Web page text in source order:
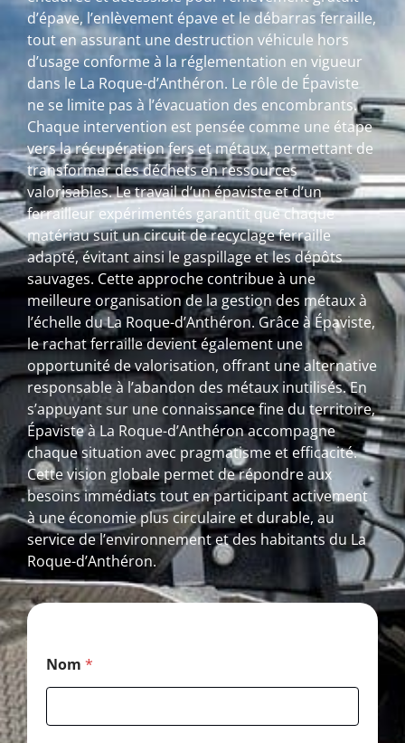
d’épave, l’enlèvement épave et le débarras ferraille,
tout en assurant une destruction véhicule hors
d’usage conforme à la réglementation en vigueur
dans le La Roque-d’Anthéron. Le rôle de Épaviste
ne se limite pas à l’évacuation des encombrants.
Chaque intervention est pensée comme une étape
vers la récupération fers et métaux, permettant de
transformer des déchets en ressources
valorisables. Le travail d’un épaviste et d’un
ferrailleur expérimentés garantit que chaque
matériau suit un circuit de recyclage ferraille
adapté, évitant ainsi le gaspillage et les dépôts
sauvages. Cette approche contribue à une
meilleure organisation de la gestion des métaux à
l’échelle du La Roque-d’Anthéron. Grâce à Épaviste,
le rachat ferraille devient également une
opportunité de valorisation, offrant une alternative
responsable à l’abandon des métaux inutilisés. En
s’appuyant sur une connaissance fine du territoire,
Épaviste à La Roque-d’Anthéron accompagne
chaque situation avec pragmatisme et efficacité.
Cette vision globale permet de répondre aux
besoins immédiats tout en participant activement
à une économie plus circulaire et durable, au
service de l’environnement et des habitants du La
Roque-d’Anthéron.
Nom *
C